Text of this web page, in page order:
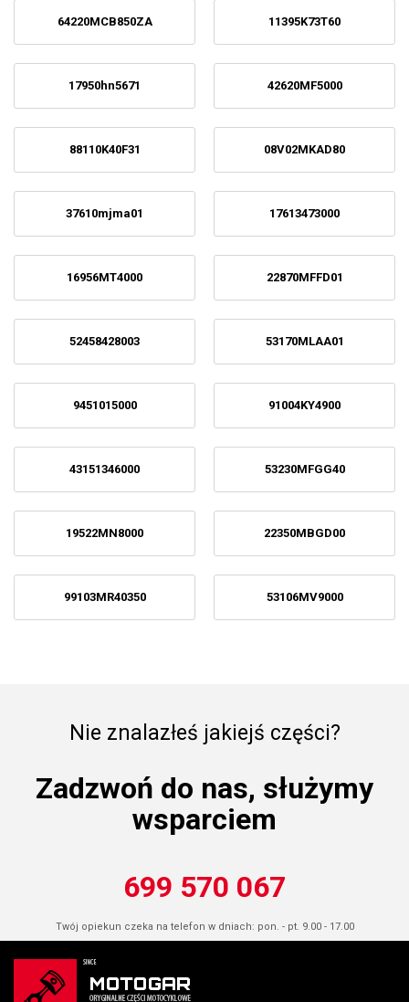
64220MCB850ZA 11395K73T60
17950hn5671 42620MF5000
88110K40F31 08V02MKAD80
37610mjma01 17613473000
16956MT4000 22870MFFD01
52458428003 53170MLAA01
9451015000 91004KY4900
43151346000 53230MFGG40
19522MN8000 22350MBGD00
99103MR40350 53106MV9000
Nie znalazłeś jakiejś części?
Zadzwoń do nas, służymy
wsparciem
699 570 067
Twój opiekun czeka na telefon w dniach: pon. - pt. 9.00 - 17.00